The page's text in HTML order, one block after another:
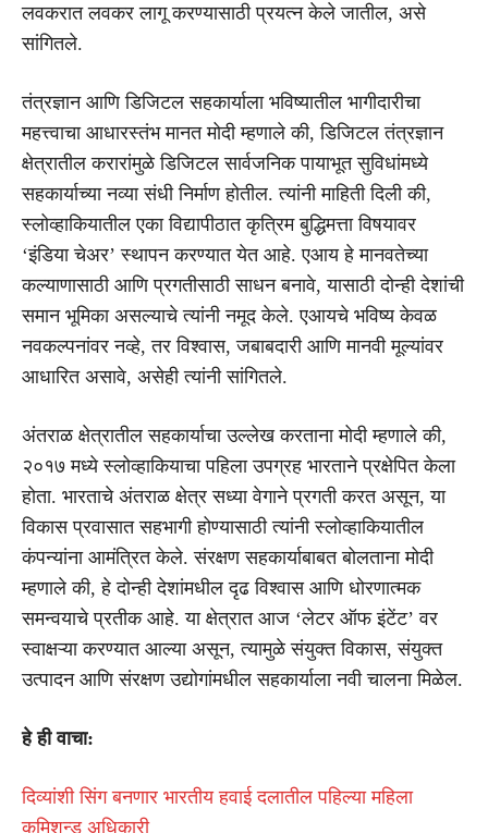
लवकरात लवकर लागू करण्यासाठी प्रयत्न केले जातील, असे
सांगितले.
तंत्रज्ञान आणि डिजिटल सहकार्याला भविष्यातील भागीदारीचा
महत्त्वाचा आधारस्तंभ मानत मोदी म्हणाले की, डिजिटल तंत्रज्ञान
क्षेत्रातील करारांमुळे डिजिटल सार्वजनिक पायाभूत सुविधांमध्ये
सहकार्याच्या नव्या संधी निर्माण होतील. त्यांनी माहिती दिली की,
स्लोव्हाकियातील एका विद्यापीठात कृत्रिम बुद्धिमत्ता विषयावर
‘इंडिया चेअर’ स्थापन करण्यात येत आहे. एआय हे मानवतेच्या
कल्याणासाठी आणि प्रगतीसाठी साधन बनावे, यासाठी दोन्ही देशांची
समान भूमिका असल्याचे त्यांनी नमूद केले. एआयचे भविष्य केवळ
नवकल्पनांवर नव्हे, तर विश्वास, जबाबदारी आणि मानवी मूल्यांवर
आधारित असावे, असेही त्यांनी सांगितले.
अंतराळ क्षेत्रातील सहकार्याचा उल्लेख करताना मोदी म्हणाले की,
२०१७ मध्ये स्लोव्हाकियाचा पहिला उपग्रह भारताने प्रक्षेपित केला
होता. भारताचे अंतराळ क्षेत्र सध्या वेगाने प्रगती करत असून, या
विकास प्रवासात सहभागी होण्यासाठी त्यांनी स्लोव्हाकियातील
कंपन्यांना आमंत्रित केले. संरक्षण सहकार्याबाबत बोलताना मोदी
म्हणाले की, हे दोन्ही देशांमधील दृढ विश्वास आणि धोरणात्मक
समन्वयाचे प्रतीक आहे. या क्षेत्रात आज ‘लेटर ऑफ इंटेंट’ वर
स्वाक्षऱ्या करण्यात आल्या असून, त्यामुळे संयुक्त विकास, संयुक्त
उत्पादन आणि संरक्षण उद्योगांमधील सहकार्याला नवी चालना मिळेल.
हे ही वाचा:
दिव्यांशी सिंग बनणार भारतीय हवाई दलातील पहिल्या महिला
कमिशन्ड अधिकारी